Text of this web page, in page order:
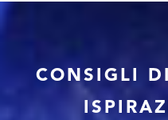
CONSIGLI